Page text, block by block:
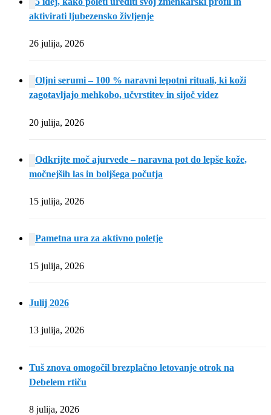
aktivirati ljubezensko življenje
26 julija, 2026
Oljni serumi – 100 % naravni lepotni rituali, ki koži
zagotavljajo mehkobo, učvrstitev in sijoč videz
20 julija, 2026
Odkrijte moč ajurvede – naravna pot do lepše kože,
močnejših las in boljšega počutja
15 julija, 2026
Pametna ura za aktivno poletje
15 julija, 2026
Julij 2026
13 julija, 2026
Tuš znova omogočil brezplačno letovanje otrok na
Debelem rtiču
8 julija, 2026